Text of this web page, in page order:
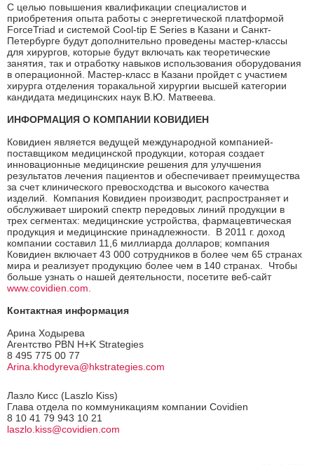
С целью повышения квалификации специалистов и
приобретения опыта работы с энергетической платформой
ForceTriad и системой Cool-tip E Series в Казани и Санкт-
Петербурге будут дополнительно проведены мастер-классы
для хирургов, которые будут включать как теоретические
занятия, так и отработку навыков использования оборудования
в операционной. Мастер-класс в Казани пройдет с участием
хирурга отделения торакальной хирургии высшей категории
кандидата медицинских наук В.Ю. Матвеева.
ИНФОРМАЦИЯ О КОМПАНИИ КОВИДИЕН
Ковидиен является ведущей международной компанией-
поставщиком медицинской продукции, которая создает
инновационные медицинские решения для улучшения
результатов лечения пациентов и обеспечивает преимущества
за счет клинического превосходства и высокого качества
изделий. Компания Ковидиен производит, распространяет и
обслуживает широкий спектр передовых линий продукции в
трех сегментах: медицинские устройства, фармацевтическая
продукция и медицинские принадлежности. В 2011 г. доход
компании составил 11,6 миллиарда долларов; компания
Ковидиен включает 43 000 сотрудников в более чем 65 странах
мира и реализует продукцию более чем в 140 странах. Чтобы
больше узнать о нашей деятельности, посетите веб-сайт
www.covidien.com
Контактная информация
Арина Ходырева
Агентство PBN H+K Strategies
8 495 775 00 77
Arina.khodyreva@hkstrategies.com
Лазло Кисс (Laszlo Kiss)
Глава отдела по коммуникациям компании Covidien
8 10 41 79 943 10 21
laszlo.kiss@covidien.com